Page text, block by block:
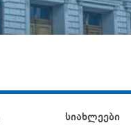
სიახლეები